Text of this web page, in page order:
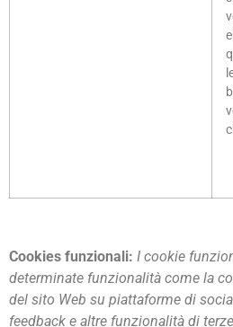
Cookies funzionali: I cookie
determinate funzionalità come la
del sito Web su piattaforme di
feedback e altre funzionalità di